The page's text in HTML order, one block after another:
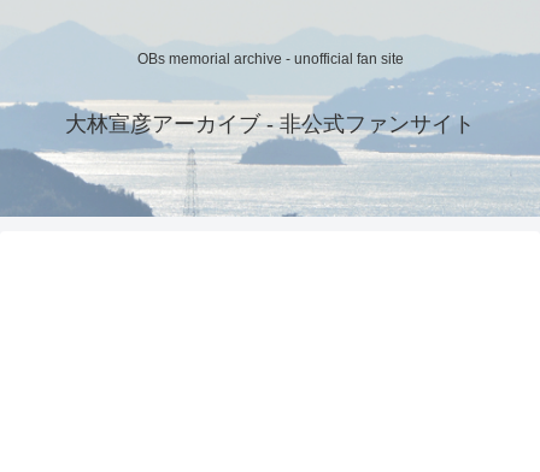
OBs memorial archive - unofficial fan site
大林宣彦アーカイブ - 非公式ファンサイト